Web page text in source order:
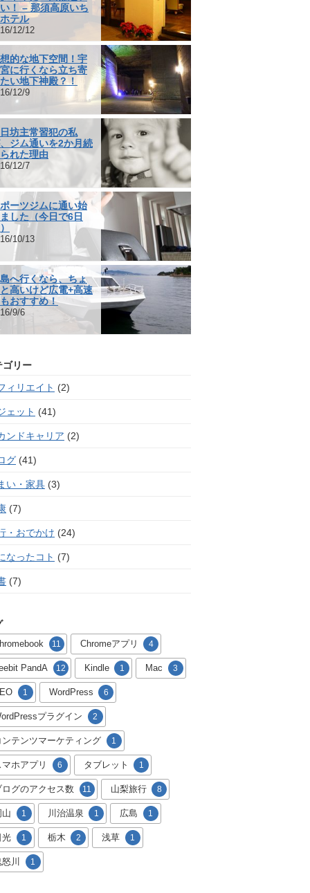
！ – 那須高原いち
テル
12/12
的な地下空間！宇
に行くなら立ち寄
い地下神殿？！
12/9
坊主常習犯の私
ジム通いを2か月続
れた理由
12/7
ーツジムに通い始
した（今日で6日
10/13
へ行くなら、ちょ
高いけど広電+高速
おすすめ！
9/6
ゴリー
ィリエイト (2)
ェット (41)
ンドキャリア (2)
グ (41)
い・家具 (3)
(7)
・おでかけ (24)
なったコト (7)
(7)
11 Chromeアプリ 4
PandA 12 Kindle 1 Mac 3
1 WordPress 6
プラグイン 2
ンテンツマーケティング 1
マホアプリ 6 タブレット 1
ログのアクセス数 11 山梨旅行 8
山 1 川治温泉 1 広島 1
光 1 栃木 2 浅草 1
川 1